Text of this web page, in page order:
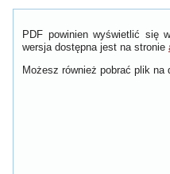
PDF powinien wyświetlić się
wersja dostępna jest na stronie
Możesz również pobrać plik